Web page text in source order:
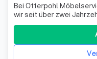
Bei Otterpohl
wir seit über zwei
Mit einem Team aus
Mitarbeitern, die alle
besitzen und regelmäßig
garantieren wir die